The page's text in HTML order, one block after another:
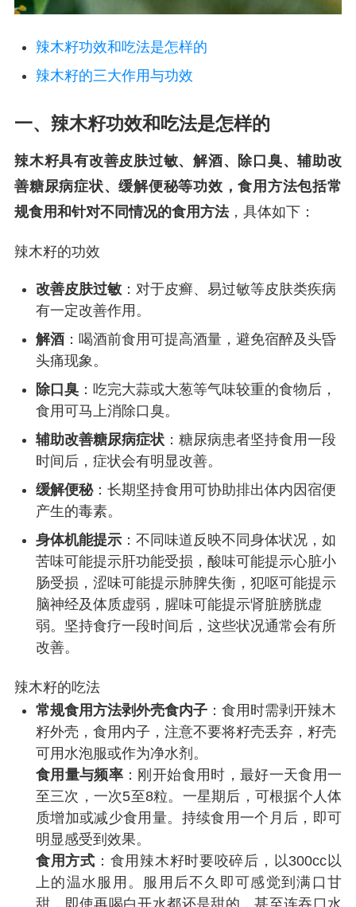
辣木籽功效和吃法是怎样的
辣木籽的三大作用与功效
一、辣木籽功效和吃法是怎样的
辣木籽具有改善皮肤过敏、解酒、除口臭、辅助改
善糖尿病症状、缓解便秘等功效，食用方法包括常
规食用和针对不同情况的食用方法，具体如下：
辣木籽的功效
改善皮肤过敏 ：对于皮癣、易过敏等皮肤类疾病
有一定改善作用。
解酒 ：喝酒前食用可提高酒量，避免宿醉及头昏
头痛现象。
除口臭 ：吃完大蒜或大葱等气味较重的食物后，
食用可马上消除口臭。
辅助改善糖尿病症状 ：糖尿病患者坚持食用一段
时间后，症状会有明显改善。
缓解便秘：长期坚持食用可协助排出体内因宿便
产生的毒素。
身体机能提示 ：不同味道反映不同身体状况，如
苦味可能提示肝功能受损，酸味可能提示心脏小
肠受损，涩味可能提示肺脾失衡，犯呕可能提示
脑神经及体质虚弱，腥味可能提示肾脏膀胱虚
弱。坚持食疗一段时间后，这些状况通常会有所
改善。
辣木籽的吃法
常规食用方法剥外壳食内子 ：食用时需剥开辣木
籽外壳，食用内子，注意不要将籽壳丢弃，籽壳
可用水泡服或作为净水剂。
食用量与频率 ：刚开始食用时，最好一天食用一
至三次，一次5至8粒。一星期后，可根据个人体
质增加或减少食用量。持续食用一个月后，即可
明显感受到效果。
食用方式 ：食用辣木籽时要咬碎后，以300cc以
上的温水服用。服用后不久即可感觉到满口甘